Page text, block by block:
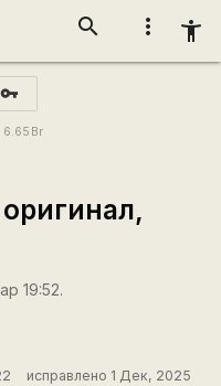
more_vert accessibility_new
search
vpn_key
6.65 Br
19:52.
исправлено 1 Дек, 2025